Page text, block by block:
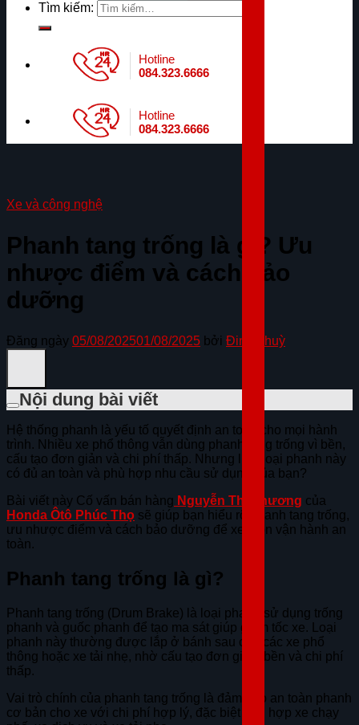
Tìm kiếm:
Hotline
084.323.6666
Hotline
084.323.6666
Xe và công nghệ
Phanh tang trống là gì? Ưu
nhược điểm và cách bảo
dưỡng
Đăng ngày 05/08/202501/08/2025 bởi Đinh Thuỳ
Nội dung bài viết
Hệ thống phanh là yếu tố quyết định an toàn cho mọi hành
trình. Nhiều xe phổ thông vẫn dùng phanh tang trống vì bền,
cấu tạo đơn giản và chi phí thấp. Nhưng liệu loại phanh này
có đủ an toàn và phù hợp nhu cầu sử dụng của bạn?
Bài viết này Cố vấn bán hàng Nguyễn Thị Phương của
Honda Ôtô Phúc Thọ sẽ giúp bạn hiểu rõ phanh tang trống,
ưu nhược điểm và cách bảo dưỡng để xe luôn vận hành an
toàn.
Phanh tang trống là gì?
Phanh tang trống (Drum Brake) là loại phanh sử dụng trống
phanh và guốc phanh để tạo ma sát giúp giảm tốc xe. Loại
phanh này thường được lắp ở bánh sau của các xe phổ
thông hoặc xe tải nhẹ, nhờ cấu tạo đơn giản, bền và chi phí
thấp.
Vai trò chính của phanh tang trống là đảm bảo an toàn phanh
cơ bản cho xe với chi phí hợp lý, đặc biệt phù hợp xe chạy